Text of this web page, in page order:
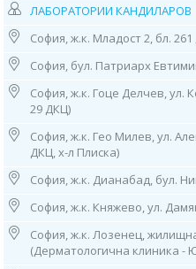
2. София, бул. “Патриарх Евтимий"
тел: 0884 221 403
Работно време:
08.00ч до 16.00ч /от понеделник до
3. София, ж.к. “Гоце Делчев”, ул.
29 ДКЦ)
тел: 0884 011 499
Работно време: 08.00ч до 16.00ч /
4. София, ж.к. "Гео Милев", ул.
(срещу 22 ДКЦ, х-л Плиска),
тел: 0886 55 38 95
Работно време:
08.00ч до 16.00ч /от понеделник
ЛАБОРАТОРИИ КАНДИЛАРОВ
София, ж.к. Младост 2, бл.
София, бул. Патриарх
София, ж.к. Гоце Делчев, ул.
29 ДКЦ)
София, ж.к. Гео Милев, ул.
ДКЦ, х-л Плиска)
София, ж.к. Дианабад, бул.
София, ж.к. Княжево, ул.
София, ж.к. Лозенец,
(Дерматологична клиника -